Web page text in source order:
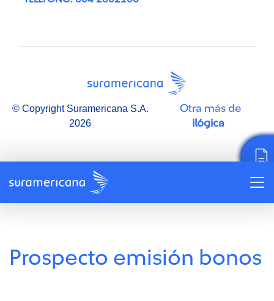
© Copyright Suramericana S.A.
2026
Otra más de
ilógica
Prospecto emisión bonos